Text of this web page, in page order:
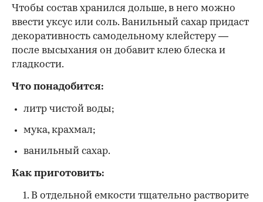
Чтобы состав хранился дольше, в него можно
ввести уксус или соль. Ванильный сахар придаст
декоративность самодельному клейстеру —
после высыхания он добавит клею блеска и
гладкости.
Что понадобится:
литр чистой воды;
мука, крахмал;
ванильный сахар.
Как приготовить:
В отдельной емкости тщательно растворите